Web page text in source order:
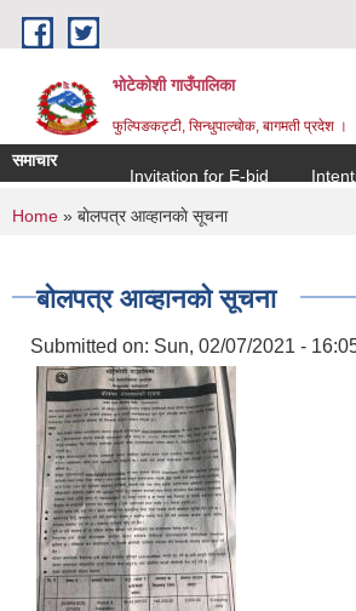
Skip to main content
भोटेकोशी गाउँपालिका
फुल्पिङकट्टी, सिन्धुपाल्चोक, बागमती प्रदेश ।
समाचार
Invitation for E-bid
Intention
You are here
Home » बाेलपत्र आव्हानकाे सूचना
बाेलपत्र आव्हानकाे सूचना
Submitted on: Sun, 02/07/2021 -